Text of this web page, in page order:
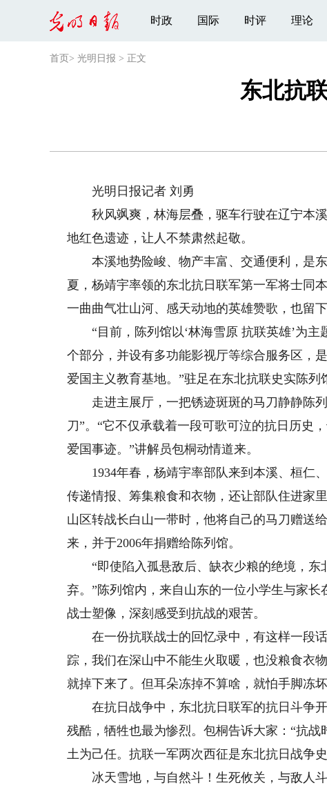
时政 国际 时评 理论
首页 > 光明日报 > 正文
东北抗
光明日报记者 刘勇
秋风飒爽，林海层叠，驱车行驶在辽宁本溪
地红色遗迹，让人不禁肃然起敬。
本溪地势险峻、物产丰富、交通便利，是东
夏，杨靖宇率领的东北抗日联军第一军将士同
一曲曲气壮山河、感天动地的英雄赞歌，也留
“目前，陈列馆以‘林海雪原 抗联英雄’为主
个部分，并设有多功能影视厅等综合服务区，
爱国主义教育基地。”驻足在东北抗联史实陈列
走进主展厅，一把锈迹斑斑的马刀静静陈列
刀”。“它不仅承载着一段可歌可泣的抗日历史
爱国事迹。”讲解员包桐动情道来。
1934年春，杨靖宇率部队来到本溪、桓仁
传递情报、筹集粮食和衣物，还让部队住进家
山区转战长白山一带时，他将自己的马刀赠送
来，并于2006年捐赠给陈列馆。
“即使陷入孤悬敌后、缺衣少粮的绝境，东
弃。”陈列馆内，来自山东的一位小学生与家
战士塑像，深刻感受到抗战的艰苦。
在一份抗联战士的回忆录中，有这样一段话
踪，我们在深山中不能生火取暖，也没粮食衣
就掉下来了。但耳朵冻掉不算啥，就怕手脚
在抗日战争中，东北抗日联军的抗日斗争开
残酷，牺牲也最为惨烈。包桐告诉大家：“抗
土为己任。抗联一军两次西征是东北抗日战争
冰天雪地，与自然斗！生死攸关，与敌人斗